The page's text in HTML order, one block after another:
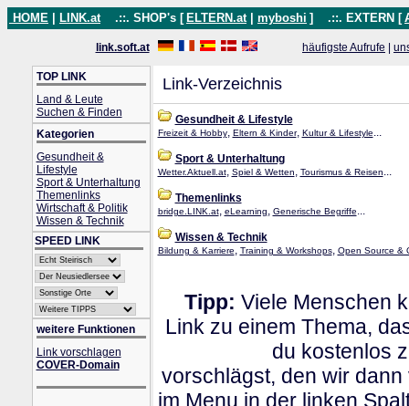
HOME LINK.at .::. SHOP's [ ELTERN.at myboshi ] .::. EXTERN [
link.soft.at häufigste Aufrufe
TOP LINK
Land & Leute
Suchen & Finden
Kategorien
Gesundheit &
Lifestyle
Sport & Unterhaltung
Themenlinks
Wirtschaft & Politik
Wissen & Technik
SPEED LINK
weitere Funktionen
Link vorschlagen
COVER-Domain
Link-Verzeichnis
Gesundheit & Lifestyle
Freizeit & Hobby, Eltern & Kinder, Kultur & Lifestyle...
Sport & Unterhaltung
Wetter.Aktuell.at, Spiel & Wetten, Tourismus & Reisen...
Themenlinks
bridge.LINK.at, eLearning, Generische Begriffe...
Wissen & Technik
Bildung & Karriere, Training & Workshops, Open Source &
Tipp: Viele Menschen
Link zu einem Thema,
du kostenlos
vorschlägst, den wir
im Menu in der linken